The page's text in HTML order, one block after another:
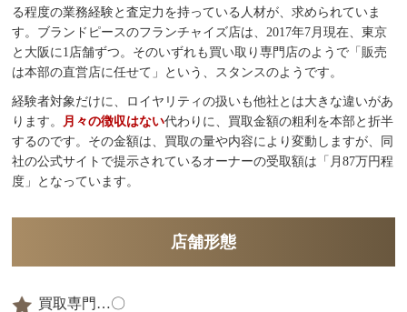
る程度の業務経験と査定力を持っている人材が、求められていま
す。ブランドピースのフランチャイズ店は、2017年7月現在、東京
と大阪に1店舗ずつ。そのいずれも買い取り専門店のようで「販売
は本部の直営店に任せて」という、スタンスのようです。
経験者対象だけに、ロイヤリティの扱いも他社とは大きな違いがあ
ります。
月々の徴収はない代わりに、買取金額の粗利を本部と折半
するのです。その金額は、買取の量や内容により変動しますが、同
社の公式サイトで提示されているオーナーの受取額は「月87万円程
度」となっています。
店舗形態
買取専門…〇